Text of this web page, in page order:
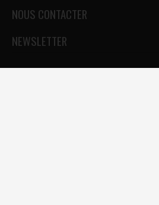
NOUS CONTACTER
NEWSLETTER